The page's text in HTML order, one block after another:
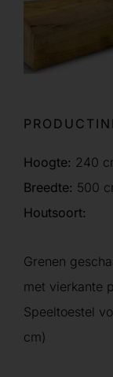
Hoogte: 240
Breedte: 500
Houtsoort:
Grenen
met vierkante
Speeltoestel
cm)